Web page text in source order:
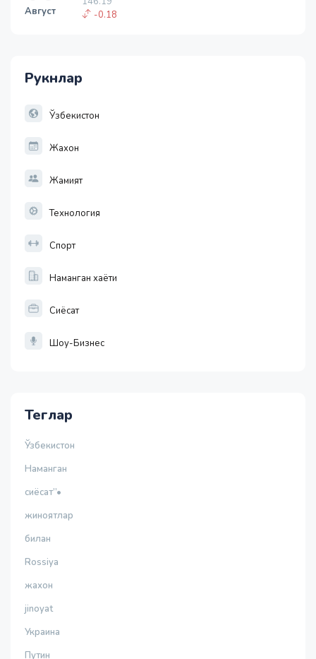
Август
-0.18
Рукнлар
Ўзбекистон
Жахон
Жамият
Технология
Спорт
Наманган хаёти
Сиёсат
Шоу-Бизнес
Теглар
Ўзбекистон
Наманган
сиёсат”•
жиноятлар
билан
Rossiya
жахон
jinoyat
Украина
Путин